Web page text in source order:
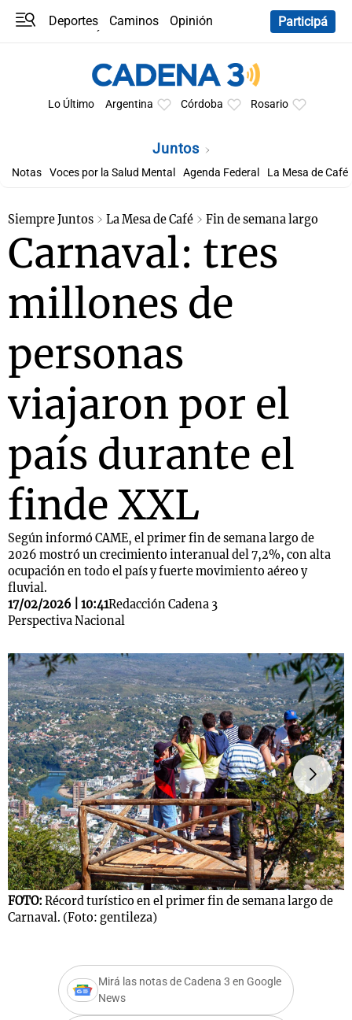
Deportes Caminos
Opinión
Participá
Lo Último Argentina Córdoba Rosario
Juntos
Notas Voces por la Salud Mental Agenda Federal La Mesa de Café
Siempre Juntos La Mesa de Café Fin de semana largo
Carnaval: tres
millones de
personas
viajaron por el
país durante el
finde XXL
Según informó CAME, el primer fin de semana largo de
2026 mostró un crecimiento interanual del 7,2%, con alta
ocupación en todo el país y fuerte movimiento aéreo y
fluvial.
17/02/2026 | 10:41Redacción Cadena 3
Perspectiva Nacional
FOTO: Récord turístico en el primer fin de semana largo de
Carnaval. (Foto: gentileza)
Mirá las notas de Cadena 3 en Google
News
Notas
Mundial 2026
Notas
La Sole en
Cadena 3